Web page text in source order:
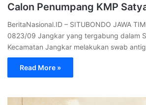
Calon Penumpang KMP
BeritaNasional.ID – SITUBONDO JAWA
0823/09 Jangkar yang tergabung dalam
Kecamatan Jangkar melakukan swab
Read More »